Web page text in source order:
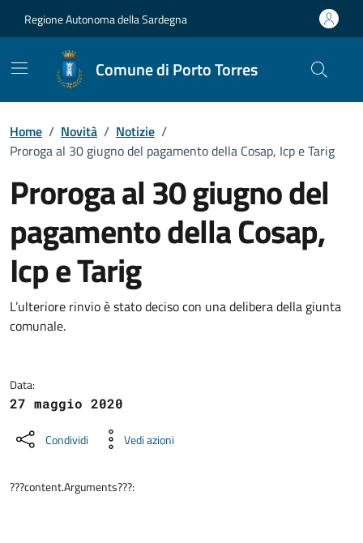
Regione Autonoma della Sardegna
Comune di Porto Torres
Home / Novità / Notizie /
Proroga al 30 giugno del pagamento della Cosap, Icp e Tarig
Proroga al 30 giugno del
pagamento della Cosap,
Icp e Tarig
Dettagli della notizia
L’ulteriore rinvio è stato deciso con una delibera della giunta
comunale.
Data:
27 maggio 2020
Condividi Vedi azioni
???content.Arguments???: